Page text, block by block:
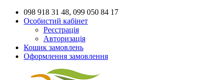
098 918 31 48, 099 050 84 17
Особистий кабінет
Реєстрація
Авторизація
Кошик замовлень
Оформлення замовлення